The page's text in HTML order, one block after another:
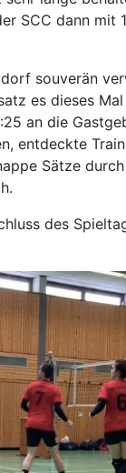
SCC dann mit
souverän
es dieses
an die
entdeckte
Sätze
des